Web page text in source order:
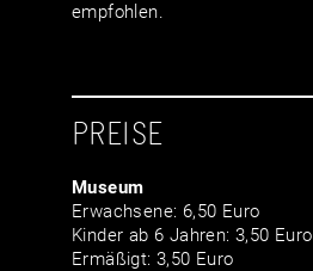
empfohlen.
PREISE
Museum
Erwachsene: 6,50 Euro
Kinder ab 6 Jahren: 3,50 Euro
Ermäßigt: 3,50 Euro